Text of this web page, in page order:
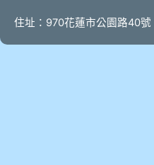
住址：970花蓮市公園路40